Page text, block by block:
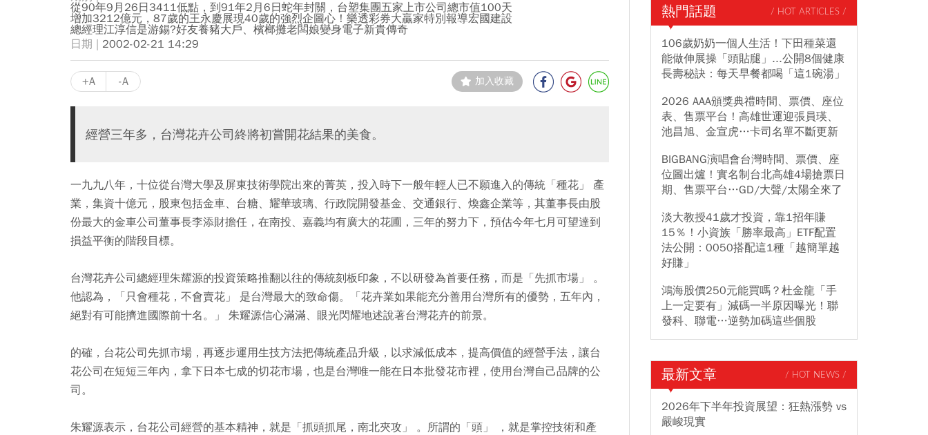
從90年9月26日3411低點，到91年2月6日蛇年封關，台塑集團五家上市公司總市值100天
增加3212億元，87歲的王永慶展現40歲的強烈企圖心！樂透彩券大贏家特別報導宏國建設
總經理江淳信是游錫?好友養豬大戶、檳榔攤老闆娘變身電子新貴傳奇
2002-02-21 14:29
+A -A 加入收藏
經營三年多，台灣花卉公司終將初嘗開花結果的美食。
一九九八年，十位從台灣大學及屏東技術學院出來的菁英，投入時下一般年輕人已不願進入的傳統「種花」 產
業，集資十億元，股東包括金車、台糖、耀華玻璃、行政院開發基金、交通銀行、煥鑫企業等，其董事長由股
份最大的金車公司董事長李添財擔任，在南投、嘉義均有廣大的花圃，三年的努力下，預估今年七月可望達到
損益平衡的階段目標。
台灣花卉公司總經理朱耀源的投資策略推翻以往的傳統刻板印象，不以研發為首要任務，而是「先抓市場」 。
他認為，「只會種花，不會賣花」 是台灣最大的致命傷。「花卉業如果能充分善用台灣所有的優勢，五年內，
絕對有可能擠進國際前十名。」 朱耀源信心滿滿、眼光閃耀地述說著台灣花卉的前景。
的確，台花公司先抓市場，再逐步運用生技方法把傳統產品升級，以求減低成本，提高價值的經營手法，讓台
花公司在短短三年內，拿下日本七成的切花市場，也是台灣唯一能在日本批發花市裡，使用台灣自己品牌的公
司。
朱耀源表示，台花公司經營的基本精神，就是「抓頭抓尾，南北夾攻」 。所謂的「頭」 ，就是掌控技術和產
熱門話題 / HOT ARTICLES /
106歲奶奶一個人生活！下田種菜還
能做伸展操「頭貼腿」...公開8個健康
長壽秘訣：每天早餐都喝「這1碗湯」
2026 AAA頒獎典禮時間、票價、座位
表、售票平台！高雄世運迎張員瑛、
池昌旭、金宣虎…卡司名單不斷更新
BIGBANG演唱會台灣時間、票價、座
位圖出爐！實名制台北高雄4場搶票日
期、售票平台…GD/大聲/太陽全來了
淡大教授41歲才投資，靠1招年賺
15％！小資族「勝率最高」ETF配置
法公開：0050搭配這1種「越簡單越
好賺」
鴻海股價250元能買嗎？杜金龍「手
上一定要有」減碼一半原因曝光！聯
發科、聯電…逆勢加碼這些個股
最新文章 / HOT NEWS /
2026年下半年投資展望：狂熱漲勢 vs
嚴峻現實